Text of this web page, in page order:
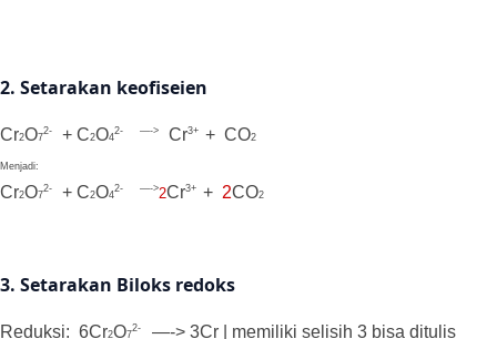
2. Setarakan keofiseien
Cr2O7
2- + C2O4
2- —-> Cr3+ + CO2
Menjadi:
Cr2O7
2- + C2O4
2- —->2Cr3+ + 2CO2
3. Setarakan Biloks redoks
Reduksi: 6Cr2O7
2- —-> 3Cr | memiliki selisih 3 bisa ditulis